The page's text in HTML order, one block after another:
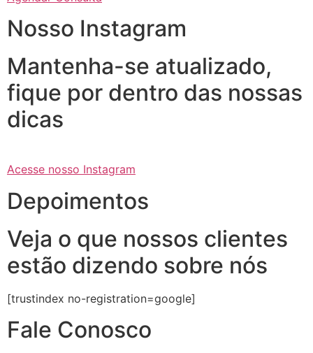
Nosso Instagram
Mantenha-se atualizado,
fique por dentro das nossas
dicas
Acesse nosso Instagram
Depoimentos
Veja o que nossos clientes
estão dizendo sobre nós
[trustindex no-registration=google]
Fale Conosco